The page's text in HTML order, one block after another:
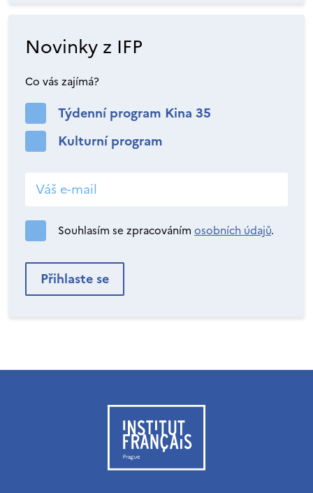
Novinky z IFP
Co vás zajímá?
Týdenní program Kina 35
Kulturní program
Souhlasím se zpracováním osobních údajů.